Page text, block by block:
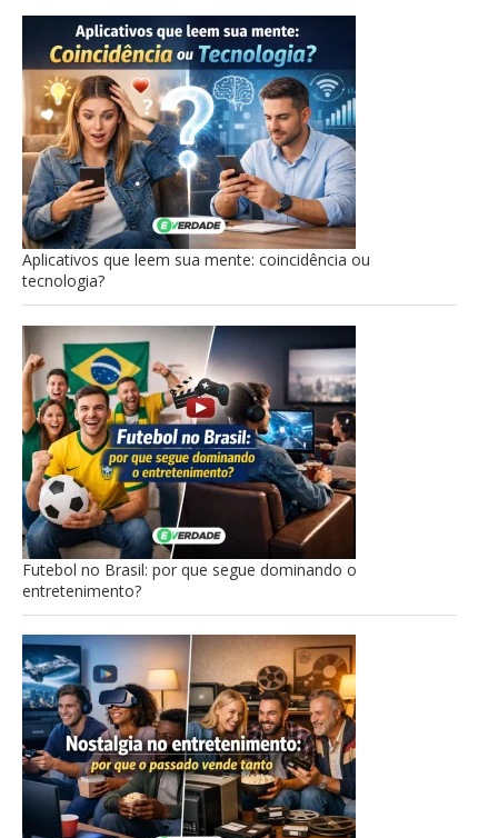
Aplicativos que leem sua mente: coincidência ou
tecnologia?
Futebol no Brasil: por que segue dominando o
entretenimento?